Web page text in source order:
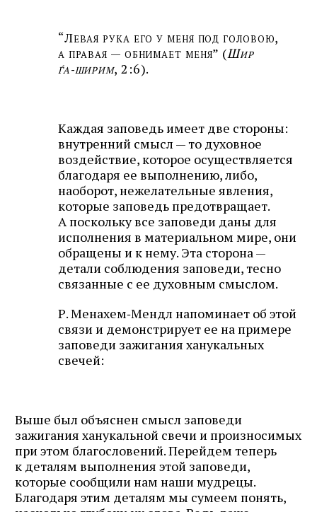
“Левая рука его у меня под головою,
а правая — обнимает меня” (Шир
ѓа‑ширим, 2:6).
Каждая заповедь имеет две стороны:
внутренний смысл — то духовное
воздействие, которое осуществляется
благодаря ее выполнению, либо,
наоборот, нежелательные явления,
которые заповедь предотвращает.
А поскольку все заповеди даны для
исполнения в материальном мире, они
обращены и к нему. Эта сторона —
детали соблюдения заповеди, тесно
связанные с ее духовным смыслом.
Р. Менахем‑Мендл напоминает об этой
связи и демонстрирует ее на примере
заповеди зажигания ханукальных
свечей:
Выше был объяснен смысл заповеди
зажигания ханукальной свечи и произносимых
при этом благословений. Перейдем теперь
к деталям выполнения этой заповеди,
которые сообщили нам наши мудрецы.
Благодаря этим деталям мы сумеем понять,